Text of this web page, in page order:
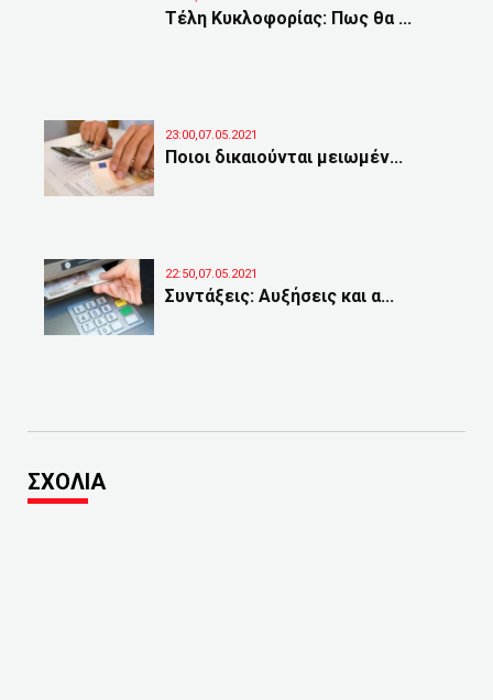
Τέλη Κυκλοφορίας: Πως θα ...
23:00,07.05.2021
Ποιοι δικαιούνται μειωμέν...
22:50,07.05.2021
Συντάξεις: Αυξήσεις και α...
ΣΧΟΛΙΑ